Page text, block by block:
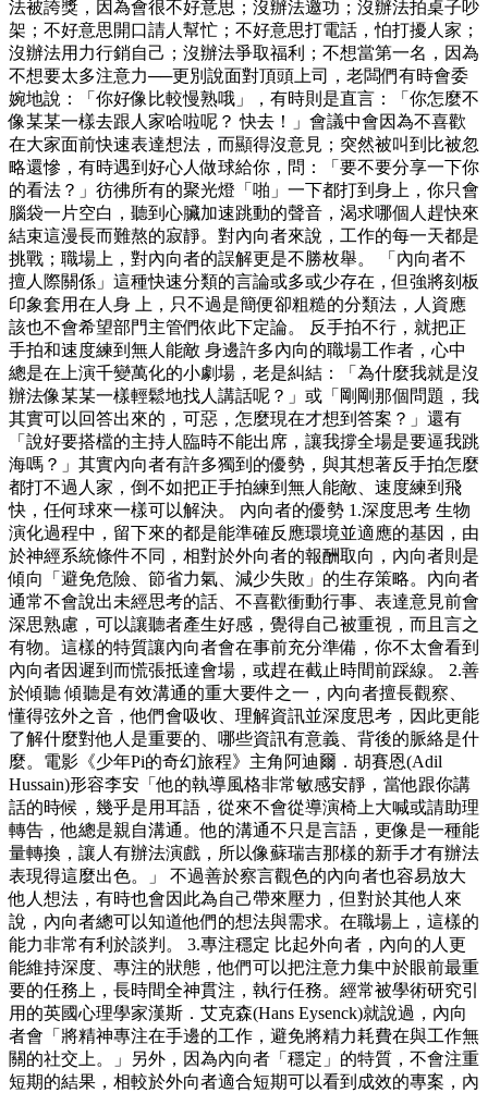
法被誇獎，因為會很不好意思；沒辦法邀功；沒辦法拍桌子吵
架；不好意思開口請人幫忙；不好意思打電話，怕打擾人家；
沒辦法用力行銷自己；沒辦法爭取福利；不想當第一名，因為
不想要太多注意力──更別說面對頂頭上司，老闆們有時會委
婉地說：「你好像比較慢熟哦」，有時則是直言：「你怎麼不
像某某一樣去跟人家哈啦呢？ 快去！」會議中會因為不喜歡
在大家面前快速表達想法，而顯得沒意見；突然被叫到比被忽
略還慘，有時遇到好心人做球給你，問：「要不要分享一下你
的看法？」彷彿所有的聚光燈「啪」一下都打到身上，你只會
腦袋一片空白，聽到心臟加速跳動的聲音，渴求哪個人趕快來
結束這漫長而難熬的寂靜。對內向者來說，工作的每一天都是
挑戰；職場上，對內向者的誤解更是不勝枚舉。 「內向者不
擅人際關係」這種快速分類的言論或多或少存在，但強將刻板
印象套用在人身 上，只不過是簡便卻粗糙的分類法，人資應
該也不會希望部門主管們依此下定論。 反手拍不行，就把正
手拍和速度練到無人能敵 身邊許多內向的職場工作者，心中
總是在上演千變萬化的小劇場，老是糾結：「為什麼我就是沒
辦法像某某一樣輕鬆地找人講話呢？」或「剛剛那個問題，我
其實可以回答出來的，可惡，怎麼現在才想到答案？」還有
「說好要搭檔的主持人臨時不能出席，讓我撐全場是要逼我跳
海嗎？」其實內向者有許多獨到的優勢，與其想著反手拍怎麼
都打不過人家，倒不如把正手拍練到無人能敵、速度練到飛
快，任何球來一樣可以解決。 內向者的優勢 1.深度思考 生物
演化過程中，留下來的都是能準確反應環境並適應的基因，由
於神經系統條件不同，相對於外向者的報酬取向，內向者則是
傾向「避免危險、節省力氣、減少失敗」的生存策略。內向者
通常不會說出未經思考的話、不喜歡衝動行事、表達意見前會
深思熟慮，可以讓聽者產生好感，覺得自己被重視，而且言之
有物。這樣的特質讓內向者會在事前充分準備，你不太會看到
內向者因遲到而慌張抵達會場，或趕在截止時間前踩線。 2.善
於傾聽 傾聽是有效溝通的重大要件之一，內向者擅長觀察、
懂得弦外之音，他們會吸收、理解資訊並深度思考，因此更能
了解什麼對他人是重要的、哪些資訊有意義、背後的脈絡是什
麼。電影《少年Pi的奇幻旅程》主角阿迪爾．胡賽恩(Adil
Hussain)形容李安「他的執導風格非常敏感安靜，當他跟你講
話的時候，幾乎是用耳語，從來不會從導演椅上大喊或請助理
轉告，他總是親自溝通。他的溝通不只是言語，更像是一種能
量轉換，讓人有辦法演戲，所以像蘇瑞吉那樣的新手才有辦法
表現得這麼出色。」 不過善於察言觀色的內向者也容易放大
他人想法，有時也會因此為自己帶來壓力，但對於其他人來
說，內向者總可以知道他們的想法與需求。在職場上，這樣的
能力非常有利於談判。 3.專注穩定 比起外向者，內向的人更
能維持深度、專注的狀態，他們可以把注意力集中於眼前最重
要的任務上，長時間全神貫注，執行任務。經常被學術研究引
用的英國心理學家漢斯．艾克森(Hans Eysenck)就說過，內向
者會「將精神專注在手邊的工作，避免將精力耗費在與工作無
關的社交上。」另外，因為內向者「穩定」的特質，不會注重
短期的結果，相較於外向者適合短期可以看到成效的專案，內